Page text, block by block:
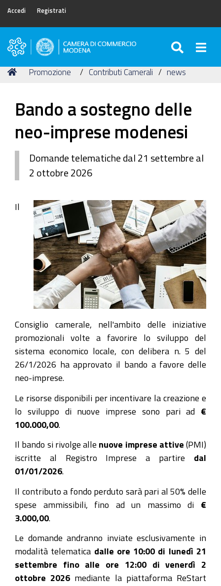
Accedi Registrati
Camera
Commercio
Tu
Home
Promozione Contributi Camerali news
Bando a sostegno delle
neo-imprese modenesi
Domande telematiche dal 21 settembre al
2 ottobre 2026
Il
Consiglio camerale, nell'ambito delle iniziative
promozionali volte a favorire lo sviluppo del
sistema economico locale, con delibera n. 5 del
26/1/2026 ha approvato il bando a favore delle
neo-imprese.
Le risorse disponibili per incentivare la creazione e
lo sviluppo di nuove imprese sono pari ad €
100.000,00
Il bando si rivolge alle nuove imprese attive (PMI)
iscritte al Registro Imprese a partire dal
01/01/2026
Il contributo a fondo perduto sarà pari al 50% delle
spese ammissibili, fino ad un massimo di €
3.000,00
Le domande andranno inviate esclusivamente in
modalità telematica dalle ore 10:00 di lunedì 21
settembre fino alle ore 12:00 di venerdì 2
ottobre 2026 mediante la piattaforma ReStart